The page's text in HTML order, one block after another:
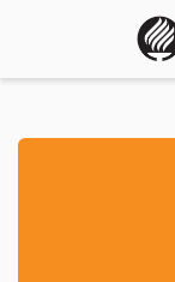
principal